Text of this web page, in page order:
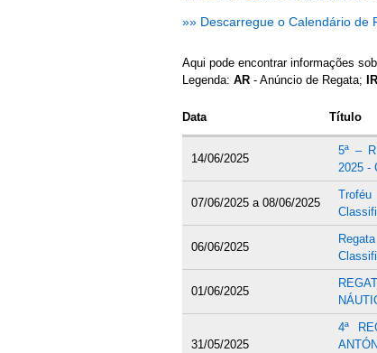
»» Descarregue o Calendário de
Aqui pode encontrar informações
Legenda: AR - Anúncio de Regata; IR
Data Título
14/06/2025
5ª –
2025 -
07/06/2025 a 08/06/2025
06/06/2025
01/06/2025
31/05/2025
4ª